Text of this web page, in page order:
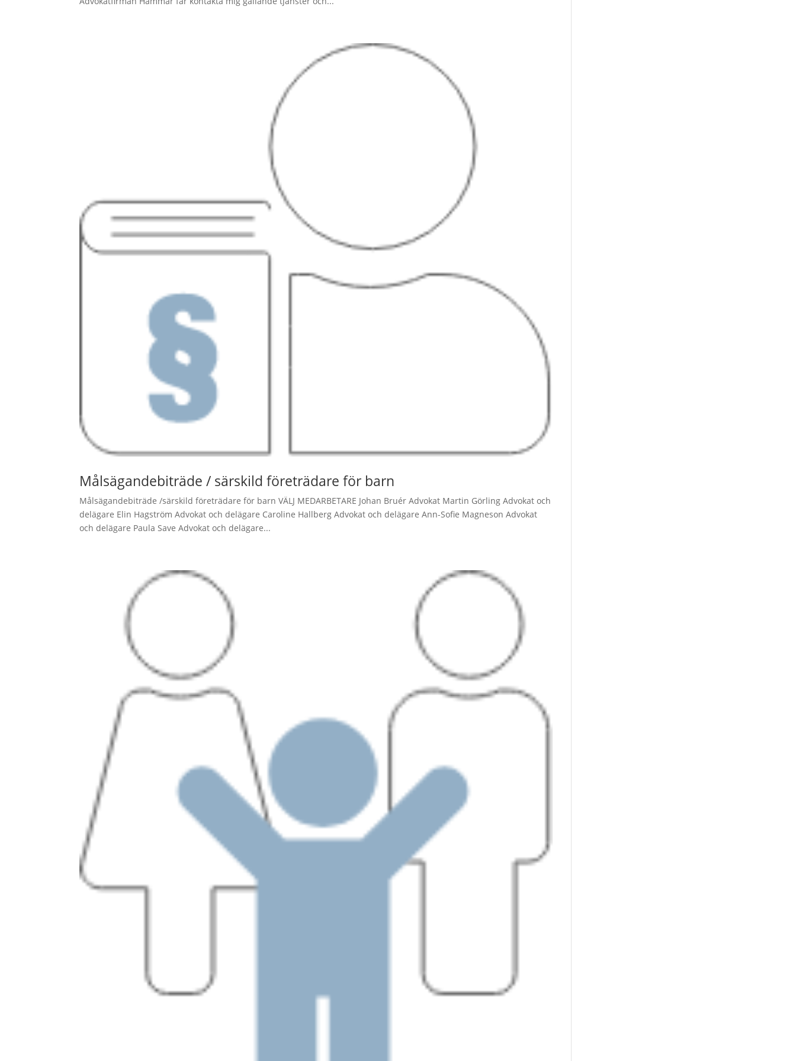
Målsägandebiträde / särskild företrädare för barn
Målsägandebiträde /särskild företrädare för barn VÄLJ MEDARBETARE Johan Bruér Advokat Martin Görling Advokat och
delägare Elin Hagström Advokat och delägare Caroline Hallberg Advokat och delägare Ann-Sofie Magneson Advokat
och delägare Paula Save Advokat och delägare...